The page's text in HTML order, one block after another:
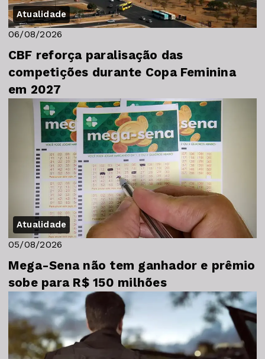
Atualidade
06/08/2026
CBF reforça paralisação das
competições durante Copa Feminina
em 2027
Atualidade
05/08/2026
Mega-Sena não tem ganhador e prêmio
sobe para R$ 150 milhões